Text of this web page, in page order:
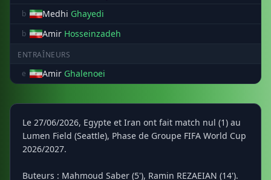
b Medhi Ghayedi
b Amir Hosseinzadeh
ENTRAÎNEURS
e
Amir Ghalenoei
Le 27/06/2026, Egypte et Iran ont fait match nul (1) au
Lumen Field (Seattle), Phase de Groupe FIFA World Cup
2026/2027.
Buteurs : Mahmoud Saber (5'), Ramin REZAEIAN (14').